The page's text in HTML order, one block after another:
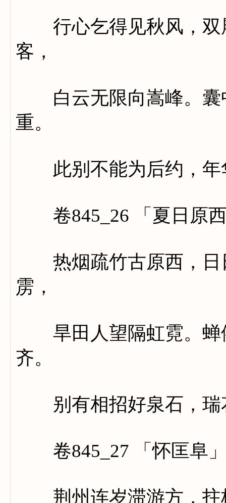
行心乞得见秋风，双
客，
白云无限向嵩峰。囊
重。
此别不能为后约，年
卷845_26 「夏日原西
热烟疏竹古原西，日
雳，
旱田人望隔虹霓。蝉
齐。
别有相招好泉石，瑞
卷845_27 「怀匡阜
荆州连岁滞游方，拄